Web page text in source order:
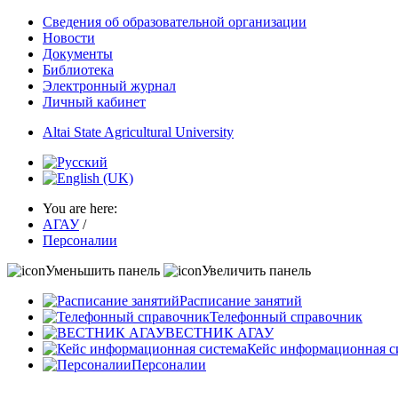
Сведения об образовательной организации
Новости
Документы
Библиотека
Электронный журнал
Личный кабинет
Altai State Agricultural University
You are here:
АГАУ /
Персоналии
Уменьшить панель
Увеличить панель
Расписание занятий
Телефонный справочник
ВЕСТНИК АГАУ
Кейс информационная
Персоналии